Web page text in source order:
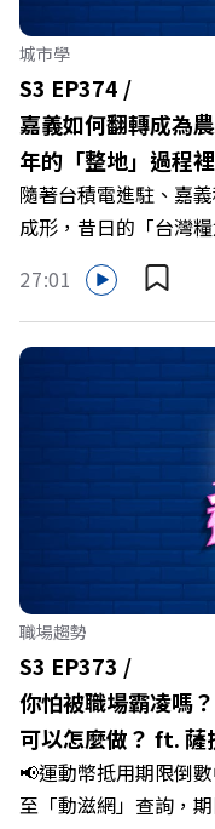
城市學
S3 EP374 /
嘉義如何翻轉成為
年的「整地」過程裡
隨著台積電進駐、嘉
成形，昔日的「台灣
縣。在智慧農業、精
推動下，嘉義縣政府
鄉子弟不僅能「回得
迎向黃金十年的發展動
縣長翁章梁、立法委
河、紙風車劇團創辦
許喻理。帶你深入剖
型故事，讀懂這段洗
十年的發展藍圖！ 🔺
立的科技版圖中搶先
化傳統作物為高價值
轉化為凝聚團隊與縣
新局下，嘉義如何打
遠見雜誌副社長兼遠
縣長 翁章梁、立法委
河、紙風車劇團創辦
喻理+++++🎂歡慶遠
優惠>>>https://
27:01
職場趨勢
S3 EP373 /
你怕被職場霸凌嗎
可以怎麼做？ ft. 薩
謝佳芸
📢運動幣抵用期限倒
至「動滋網」查詢，